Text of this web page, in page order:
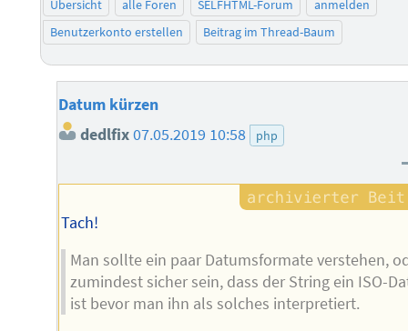
Übersicht alle Foren SELFHTML-Forum
anmelden
Benutzerkonto erstellen
Beitrag im Thread-Baum
Datum kürzen
dedlfix07.05.2019 10:58 php
Tach!
Man sollte ein paar Datumsformate verstehen,
zumindest sicher sein, dass der String ein ISO-
ist bevor man ihn als solches interpretiert.